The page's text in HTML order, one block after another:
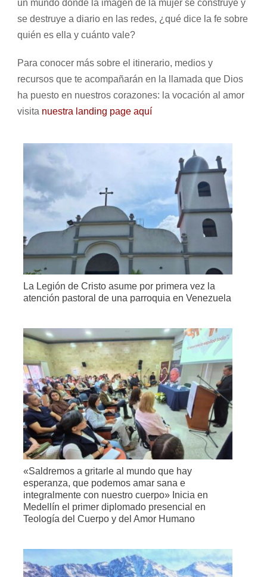
un mundo donde la imagen de la mujer se construye y
se destruye a diario en las redes, ¿qué dice la fe sobre
quién es ella y cuánto vale?
Para conocer más sobre el itinerario, medios y
recursos que te acompañarán en la llamada que Dios
ha puesto en nuestros corazones: la vocación al amor
visita nuestra landing page aquí
La Legión de Cristo asume por primera vez la
atención pastoral de una parroquia en Venezuela
«Saldremos a gritarle al mundo que hay
esperanza, que podemos amar sana e
integralmente con nuestro cuerpo» Inicia en
Medellín el primer diplomado presencial en
Teología del Cuerpo y del Amor Humano